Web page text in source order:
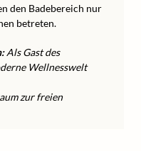
den Badebereich nur
betreten.
Als Gast des
Wellnesswelt
zur freien